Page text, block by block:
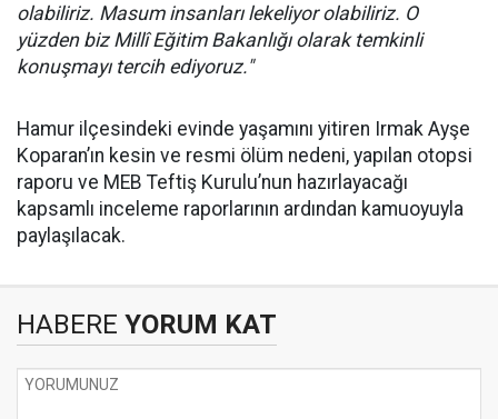
olabiliriz. Masum insanları lekeliyor olabiliriz. O
yüzden biz Millî Eğitim Bakanlığı olarak temkinli
konuşmayı tercih ediyoruz."
Hamur ilçesindeki evinde yaşamını yitiren Irmak Ayşe
Koparan’ın kesin ve resmi ölüm nedeni, yapılan otopsi
raporu ve MEB Teftiş Kurulu’nun hazırlayacağı
kapsamlı inceleme raporlarının ardından kamuoyuyla
paylaşılacak.
HABERE YORUM KAT